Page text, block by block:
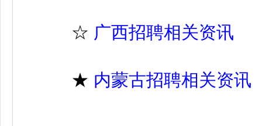
☆ 广西招聘相关资讯
★ 内蒙古招聘相关资讯